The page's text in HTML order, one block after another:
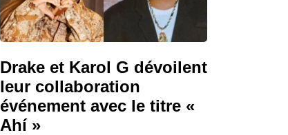
Drake et Karol G dévoilent
leur collaboration
événement avec le titre «
Ahí »